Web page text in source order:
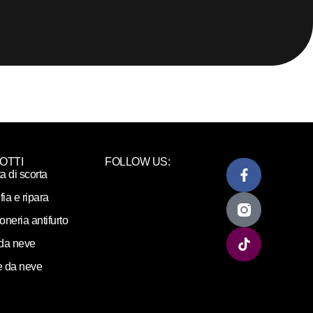
di scorta
e ripara
antifurto
neve
da neve
FOLLOW US: